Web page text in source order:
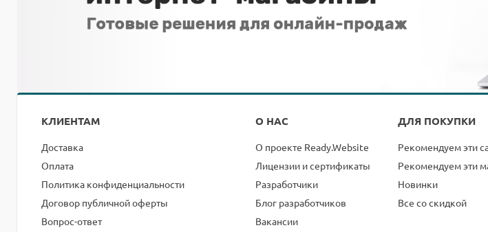
КЛИЕНТАМ О НАС ДЛЯ ПОКУПКИ
Доставка
Оплата
Политика конфиденциальности
Договор публичной оферты
Вопрос-ответ
О проекте Ready.Website
Лицензии и сертификаты
Разработчики
Блог разработчиков
Вакансии
Рекомендуем эти
Рекомендуем эти
Новинки
Все со скидкой